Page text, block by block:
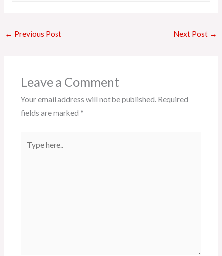
← Previous Post Next Post →
Leave a Comment
Your email address will not be published. Required
fields are marked *
here..